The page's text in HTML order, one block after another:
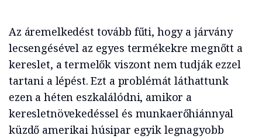
Az áremelkedést tovább fűti, hogy a járvány
lecsengésével az egyes termékekre megnőtt a
kereslet, a termelők viszont nem tudják ezzel
tartani a lépést. Ezt a problémát láthattunk
ezen a héten eszkalálódni, amikor a
keresletnövekedéssel és munkaerőhiánnyal
küzdő amerikai húsipar egyik legnagyobb